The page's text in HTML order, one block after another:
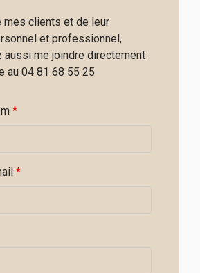
mes clients et de leur
et professionnel,
aussi me joindre directement
au 04 81 68 55 25
*
*